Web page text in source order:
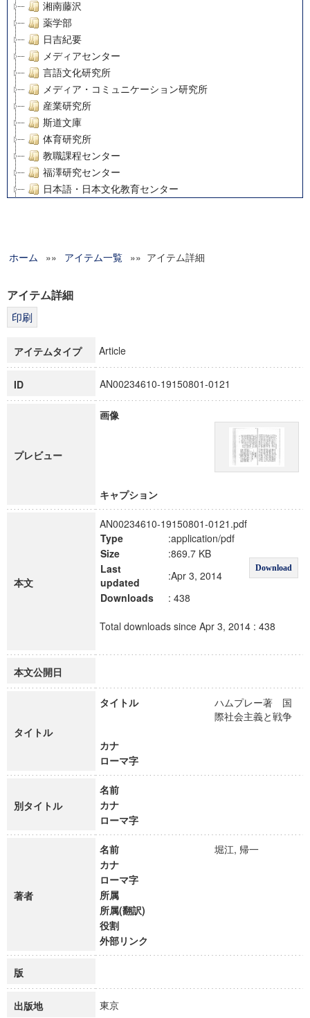
湘南藤沢
薬学部
日吉紀要
メディアセンター
言語文化研究所
メディア・コミュニケーション研究所
産業研究所
斯道文庫
体育研究所
教職課程センター
福澤研究センター
日本語・日本文化教育センター
グローバルリサーチインスティテュート
科学研究費補助金研究成果報告書
博士課程教育リーディングプログラム「超成熟社会発展のサ
ホーム »» アイテム一覧 »» アイテム詳細
アイテム詳細
アイテムタイプ Article
ID AN00234610-19150801-0121
プレビュー
画像
キャプション
本文
AN00234610-19150801-0121.pdf
Type
:application/pdf
Download
Size
:869.7 KB
Last
updated
:Apr 3, 2014
Downloads
: 438
Total downloads since Apr 3, 2014 : 438
本文公開日
タイトル
タイトル
ハムプレー著 国
際社会主義と戦争
カナ
ローマ字
別タイトル
名前
カナ
ローマ字
著者
名前
堀江, 帰一
カナ
ローマ字
所属
所属(翻訳)
役割
外部リンク
版
出版地 東京